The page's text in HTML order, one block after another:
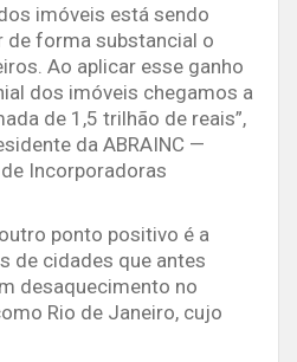
imóveis está sendo
de forma substancial o
Ao aplicar esse ganho
dos imóveis chegamos a
de 1,5 trilhão de reais”,
da ABRAINC —
Incorporadoras
ponto positivo é a
de cidades que antes
desaquecimento no
Rio de Janeiro, cujo